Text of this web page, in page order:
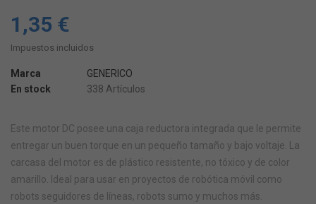
1,35 €
Impuestos incluidos
Marca
GENERICO
En stock
338 Artículos
Este motor DC posee una caja reductora integrada que le permite
entregar un buen torque en un pequeño tamaño y bajo voltaje. La
carcasa del motor es de plástico resistente, no tóxico y de color
amarillo. Ideal para usar en proyectos de robótica móvil como
robots seguidores de líneas, robots sumo y muchos más.